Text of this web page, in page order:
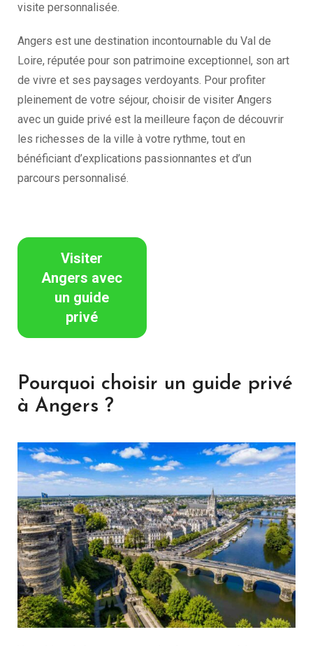
visite personnalisée.
Angers est une destination incontournable du Val de
Loire, réputée pour son patrimoine exceptionnel, son art
de vivre et ses paysages verdoyants. Pour profiter
pleinement de votre séjour, choisir de visiter Angers
avec un guide privé est la meilleure façon de découvrir
les richesses de la ville à votre rythme, tout en
bénéficiant d’explications passionnantes et d’un
parcours personnalisé.
Visiter
Angers avec
un guide
privé
Pourquoi choisir un guide privé
à Angers ?